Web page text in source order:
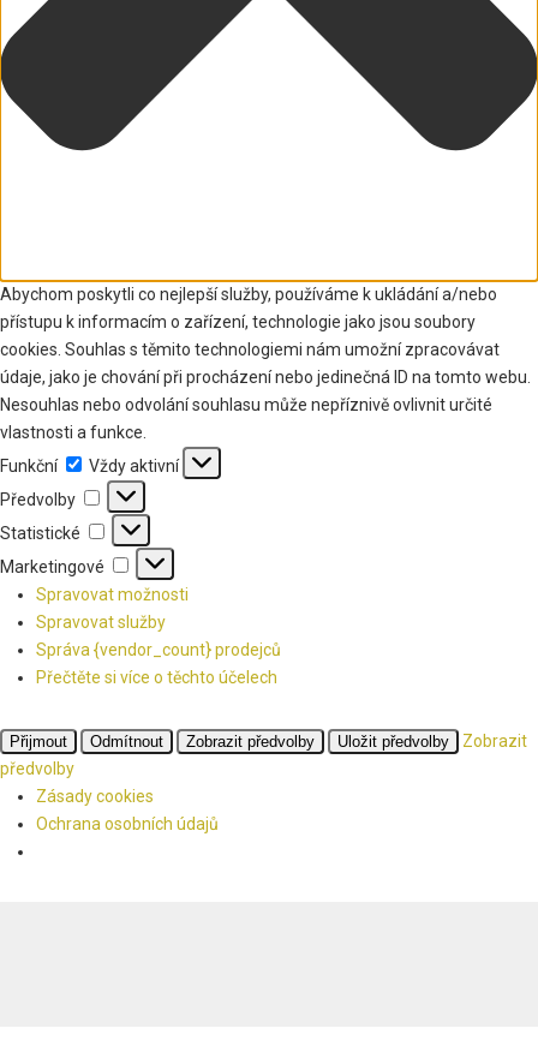
Abychom poskytli co nejlepší služby, používáme k ukládání a/nebo
přístupu k informacím o zařízení, technologie jako jsou soubory
cookies. Souhlas s těmito technologiemi nám umožní zpracovávat
údaje, jako je chování při procházení nebo jedinečná ID na tomto webu.
Nesouhlas nebo odvolání souhlasu může nepříznivě ovlivnit určité
vlastnosti a funkce.
Funkční
Funkční
Vždy aktivní
Předvolby
Předvolby
Statistické Statistické
Marketingové
Marketingové
Spravovat možnosti
Spravovat služby
Správa {vendor_count} prodejců
Přečtěte si více o těchto účelech
Přijmout Odmítnout Zobrazit předvolby Uložit předvolby
Zobrazit
předvolby
Zásady cookies
Ochrana osobních údajů